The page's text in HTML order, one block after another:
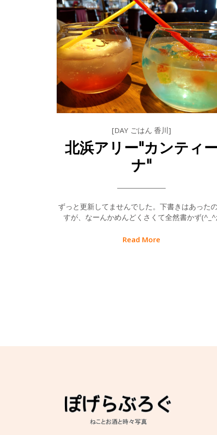
[DAY ごはん 香川]
北浜アリー"カンティ
ナ"
ずっと更新してませんでした。下書きはあった
すが、なーんかめんどくさくて全然書かず
Read More